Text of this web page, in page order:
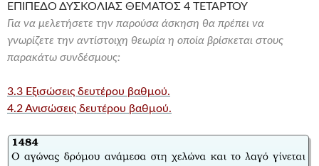
ΕΠΙΠΕΔΟ ΔΥΣΚΟΛΙΑΣ ΘΕΜΑΤΟΣ 4 ΤΕΤΑΡΤΟΥ
Για να μελετήσετε την παρούσα άσκηση θα πρέπει να
γνωρίζετε την αντίστοιχη θεωρία η οποία βρίσκεται στους
παρακάτω συνδέσμους:
3.3 Εξισώσεις δευτέρου βαθμού.
4.2 Ανισώσεις δευτέρου βαθμού.